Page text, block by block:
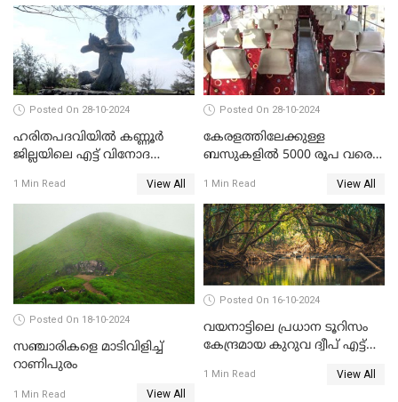
Posted On 28-10-2024
ഹരിതപദവിയിൽ കണ്ണൂർ
ജില്ലയിലെ എട്ട്‌ വിനോദ
1 Min Read View All
Posted On 28-10-2024
കേരളത്തിലേക്കുള്ള
ബസുകളിൽ 5000 രൂപ വരെ
ഹെൽപ്പ് ലൈൻ നമ്പർ
1 Min Read View All
Posted On 18-10-2024
സഞ്ചാരികളെ മാടിവിളിച്ച്
റാണിപുരം
1 Min Read View All
Posted On 16-10-2024
വയനാട്ടിലെ പ്രധാന ടൂറിസം
കേന്ദ്രമായ കുറുവ ദ്വീപ് എട്ട്
തുറന്നു
1 Min Read View All